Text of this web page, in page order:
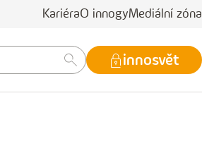
KariéraO innogyMediální zóna
innosvět